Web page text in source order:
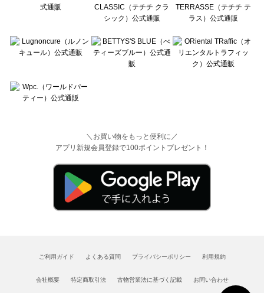
＼お買い物をもっと便利に／
アプリ新規会員登録で100ポイントプレゼント！
ご利用ガイド よくある質問 プライバシーポリシー 利用規約
会社概要 特定商取引法 古物営業法に基づく記載 お問い合わせ